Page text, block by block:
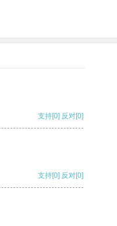
支持[0] 反对[0]
支持[0] 反对[0]